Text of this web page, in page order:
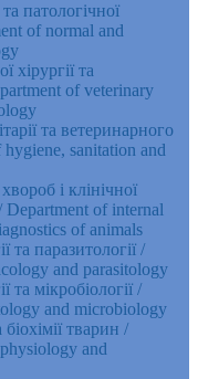
патологічної
of normal and
хірургії та
of veterinary
та ветеринарного
sanitation and
і клінічної
Department of internal
of animals
та паразитології /
and parasitology
та мікробіології /
and microbiology
біохімії тварин /
and